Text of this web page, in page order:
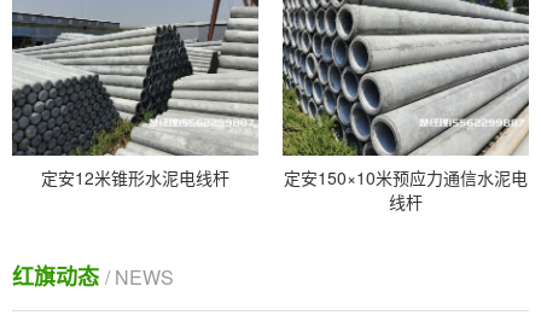
定安12米锥形水泥电线杆
定安150×10米预应力通信水泥电
线杆
红旗动态 / NEWS